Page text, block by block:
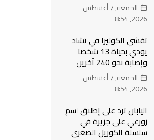
الجمعة, 7 أغسطس
2026, 8:54
تفشي الكوليرا في تشاد
يودي بحياة 13 شخصا
وإصابة نحو 240 آخرين
الجمعة, 7 أغسطس
2026, 8:54
اليابان ترد على إطلاق اسم
زورغي على جزيرة في
سلسلة الكوريل الصغرى